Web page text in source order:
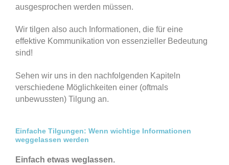
ausgesprochen werden müssen.
Wir tilgen also auch Informationen, die für eine
effektive Kommunikation von essenzieller Bedeutung
sind!
Sehen wir uns in den nachfolgenden Kapiteln
verschiedene Möglichkeiten einer (oftmals
unbewussten) Tilgung an.
Einfache Tilgungen: Wenn wichtige Informationen
weggelassen werden
Einfach etwas weglassen.